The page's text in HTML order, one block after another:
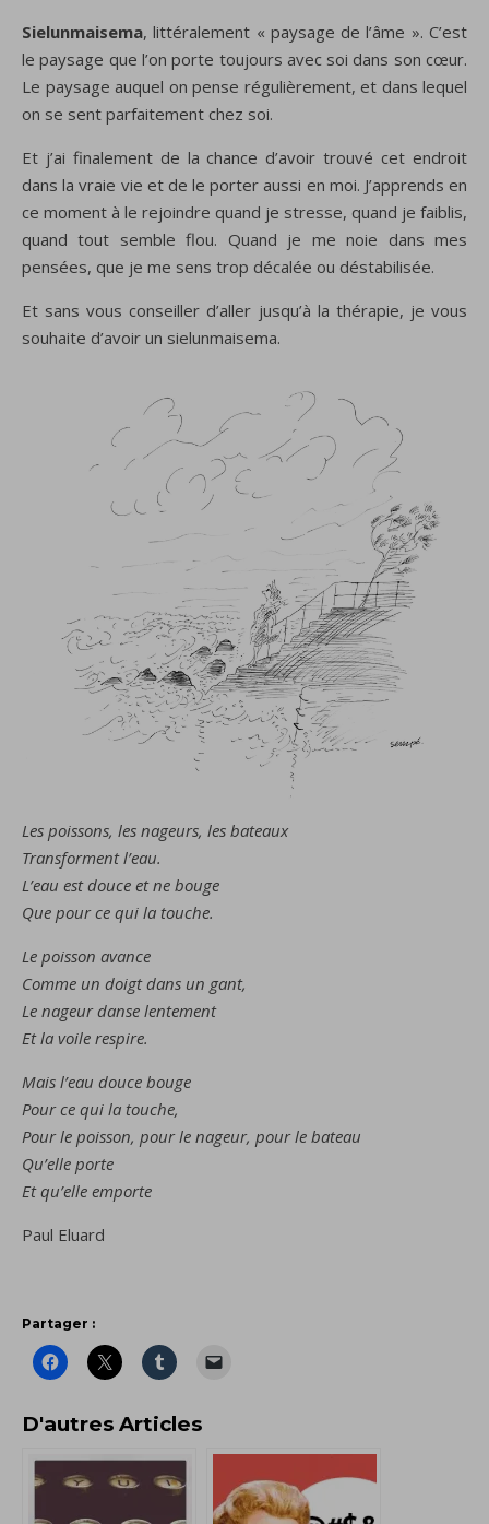
Sielunmaisema, littéralement « paysage de l’âme ». C’est
le paysage que l’on porte toujours avec soi dans son cœur.
Le paysage auquel on pense régulièrement, et dans lequel
on se sent parfaitement chez soi.
Et j’ai finalement de la chance d’avoir trouvé cet endroit
dans la vraie vie et de le porter aussi en moi. J’apprends en
ce moment à le rejoindre quand je stresse, quand je faiblis,
quand tout semble flou. Quand je me noie dans mes
pensées, que je me sens trop décalée ou déstabilisée.
Et sans vous conseiller d’aller jusqu’à la thérapie, je vous
souhaite d’avoir un sielunmaisema.
Les poissons, les nageurs, les bateaux
Transforment l’eau.
L’eau est douce et ne bouge
Que pour ce qui la touche.
Le poisson avance
Comme un doigt dans un gant,
Le nageur danse lentement
Et la voile respire.
Mais l’eau douce bouge
Pour ce qui la touche,
Pour le poisson, pour le nageur, pour le bateau
Qu’elle porte
Et qu’elle emporte
Paul Eluard
Partager :
D'autres Articles